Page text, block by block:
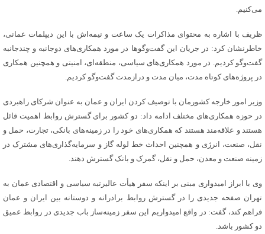
می‌کنیم.
ظریف با اشاره به محتوای مذاکرات یک ساعت و نیمه‌اش با این دیپلمات عمانی،
خاطرنشان کرد: در جریان این گفت‌وگوها در مورد همکاری‌های دوجانبه و چندجانبه
گفت‌وگو کردیم. در مورد همکاری‌های سیاسی، منطقه‌ای،‌ امنیتی و همچنین همکاری
در پروژه‌های کوتاه‌ مدت، میان مدت و درازمدت گفت‌وگو کردیم.
وزیر امور خارجه کشورمان با توصیف کردن ایران و عمان به عنوان شرکای راهبردی
در حوزه همکاری‌های مختلف ادامه داد: دو کشور برای گسترش روابط اهمیت قائل
هستند و علاقه‌مند هستند که همکاری‌های خود را در زمینه‌های بانکی، تجارت، حمل و
نقل، صنعت، انرژی و همچنین احداث خط لوله گاز و سرمایه‌گذاری‌های مشترک در
زمینه صنعت و معدن، حمل و نقل، گمرک و بانک گسترش دهند.
وی با ابراز امیدواری مبنی بر اینکه سفر هیأت عالیرتبه سیاسی و اقتصادی عمان به
تهران صفحه جدیدی را در گسترش روابط برادرانه و دوستانه بین ایران و عمان
فراهم کند، گفت: در واقع امیدواریم این سفر زمینه‌ساز باب جدیدی در روابط عمیق
دو کشور باشد.